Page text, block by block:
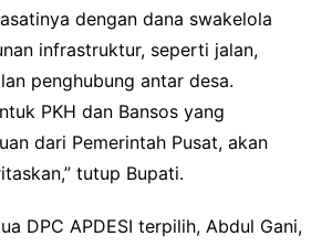
dengan dana swakelola
infrastruktur, seperti jalan,
penghubung antar desa.
PKH dan Bansos yang
dari Pemerintah Pusat, akan
tutup Bupati.
DPC APDESI terpilih, Abdul Gani,